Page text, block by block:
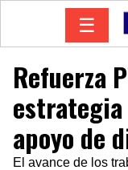
☰
Refuerza
apoyo de
El avance de los